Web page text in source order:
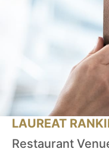
LAUREAT
Restaurant